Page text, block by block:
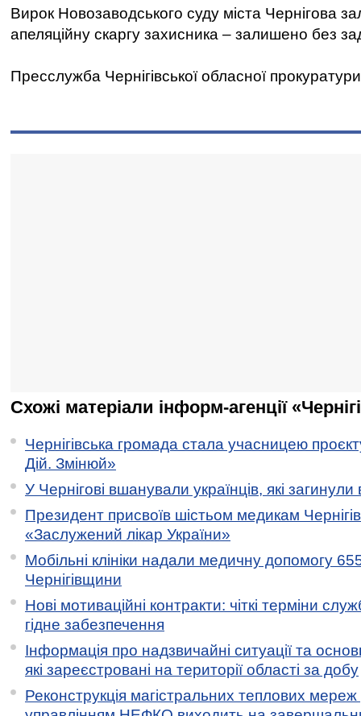
Вирок Новозаводського суду міста Чернігова
апеляційну скаргу захисника – залишено без
Пресслужба Чернігівської обласної прокуратури
Схожі матеріали інформ-агенції
Чернігівська громада стала учасницею
Дій. Змінюй»
У Чернігові вшанували українців, які загинули
Президент присвоїв шістьом медикам
«Заслужений лікар України»
Мобільні клініки надали медичну допомогу
Чернігівщини
Нові мотиваційні контракти: чіткі терміни
гідне забезпечення
Інформація про надзвичайні ситуації та
які зареєстровані на території області за добу
Реконструкція магістральних теплових мереж